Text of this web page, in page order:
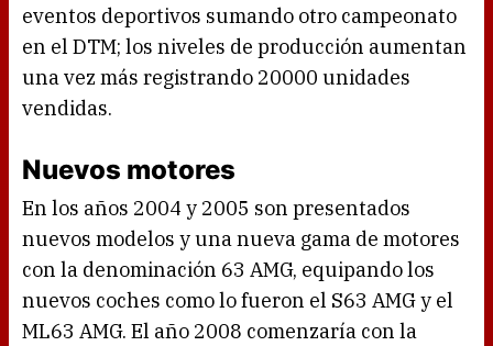
eventos deportivos sumando otro campeonato
en el DTM; los niveles de producción aumentan
una vez más registrando 20000 unidades
vendidas.
Nuevos motores
En los años 2004 y 2005 son presentados
nuevos modelos y una nueva gama de motores
con la denominación 63 AMG, equipando los
nuevos coches como lo fueron el S63 AMG y el
ML63 AMG. El año 2008 comenzaría con la